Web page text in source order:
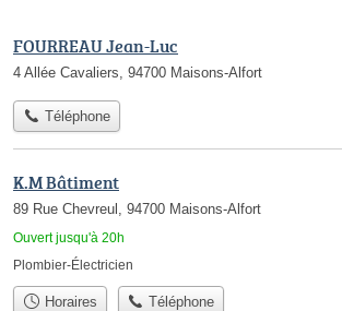
FOURREAU Jean-Luc
4 Allée Cavaliers, 94700 Maisons-Alfort
Téléphone
K.M Bâtiment
89 Rue Chevreul, 94700 Maisons-Alfort
Ouvert jusqu'à 20h
Plombier-Électricien
Horaires Téléphone